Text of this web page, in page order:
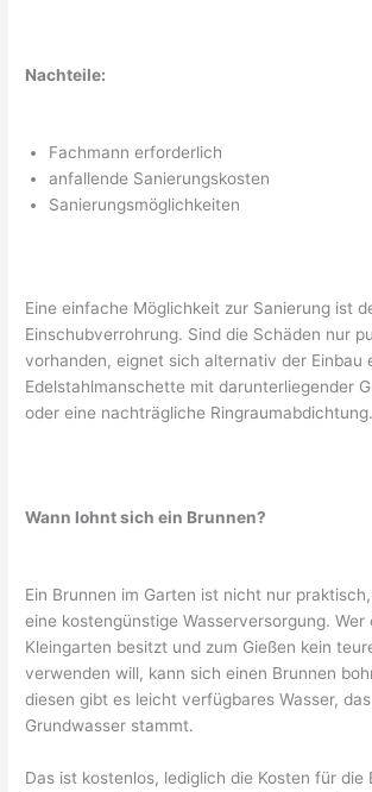
Nachteile:
Fachmann erforderlich
anfallende Sanierungskosten
Sanierungsmöglichkeiten
Eine einfache Möglichkeit zur Sanierung ist
Einschubverrohrung. Sind die Schäden nur
vorhanden, eignet sich alternativ der Einbau
Edelstahlmanschette mit darunterliegender
oder eine nachträgliche Ringraumabdichtung.
Wann lohnt sich ein Brunnen?
Ein Brunnen im Garten ist nicht nur
eine kostengünstige Wasserversorgung. Wer
Kleingarten besitzt und zum Gießen kein
verwenden will, kann sich einen Brunnen
diesen gibt es leicht verfügbares Wasser,
Grundwasser stammt.
Das ist kostenlos, lediglich die Kosten für die